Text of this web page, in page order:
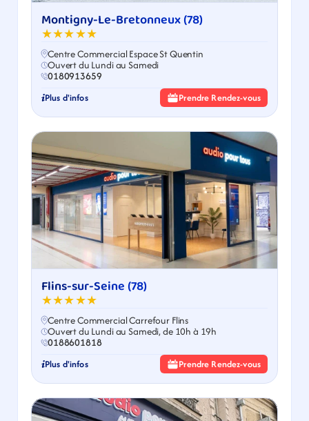
Montigny-Le-Bretonneux (78)
★★★★★
Centre Commercial Espace St Quentin
Ouvert du Lundi au Samedi
0180913659
Plus d'infos Prendre Rendez-vous
Flins-sur-Seine (78)
★★★★★
Centre Commercial Carrefour Flins
Ouvert du Lundi au Samedi, de 10h à 19h
0188601818
Plus d'infos Prendre Rendez-vous